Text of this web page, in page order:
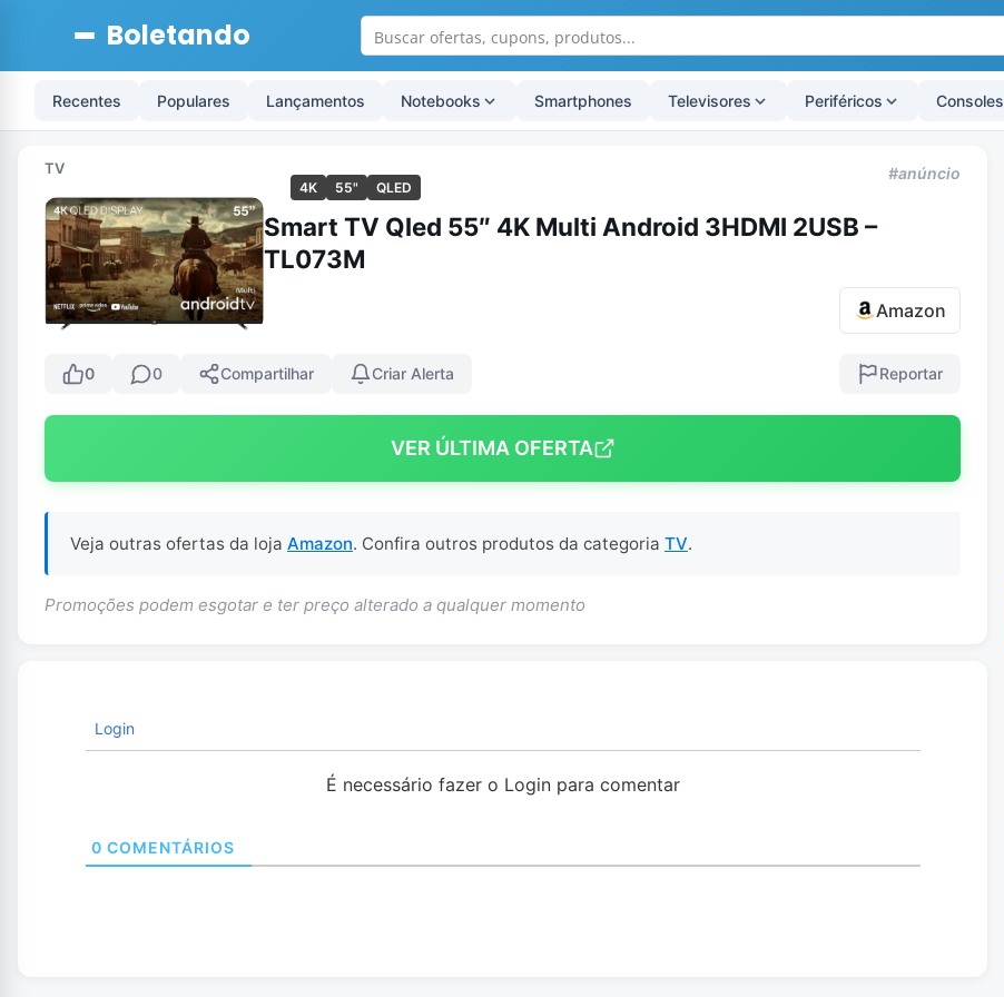
Boletando
Recentes Populares Lançamentos Notebooks Smartphones Televisores Periféricos Consoles
TV
4K 55" QLED
#anúncio
Smart TV Qled 55″ 4K Multi Android 3HDMI 2USB –
TL073M
Amazon
0 0 Compartilhar Criar Alerta Reportar
VER ÚLTIMA OFERTA
Veja outras ofertas da loja Amazon. Confira outros produtos da categoria TV.
Promoções podem esgotar e ter preço alterado a qualquer momento
Login
É necessário fazer o Login para comentar
0 COMENTÁRIOS